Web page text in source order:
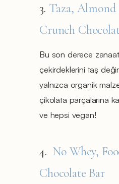
3. Taza,
Crunch
Bu son derece
çekirdeklerini taş
yalnızca organik
çikolata parçalarına
ve hepsi vegan!
4. No Whey,
Chocolate Bar